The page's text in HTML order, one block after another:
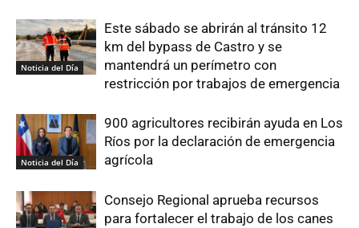
Noticia del Día
Este sábado se abrirán al tránsito 12
km del bypass de Castro y se
mantendrá un perímetro con
restricción por trabajos de emergencia
Noticia del Día
900 agricultores recibirán ayuda en Los
Ríos por la declaración de emergencia
agrícola
Consejo Regional aprueba recursos
para fortalecer el trabajo de los canes